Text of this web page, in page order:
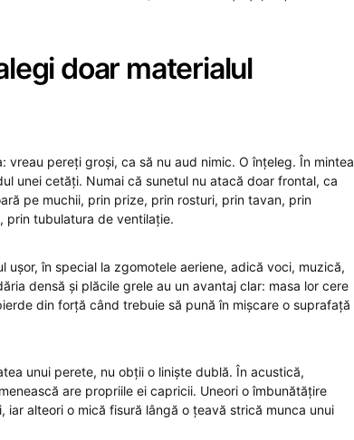
doar materialul
pereți groși, ca să nu aud nimic. O înțeleg. În mintea
unei cetăți. Numai că sunetul nu atacă doar frontal, ca
pe muchii, prin prize, prin rosturi, prin tavan, prin
prin tubulatura de ventilație.
ușor, în special la zgomotele aeriene, adică voci, muzică,
densă și plăcile grele au un avantaj clar: masa lor cere
din forță când trebuie să pună în mișcare o suprafață
unui perete, nu obții o liniște dublă. În acustică,
are propriile ei capricii. Uneori o îmbunătățire
alteori o mică fisură lângă o țeavă strică munca unui